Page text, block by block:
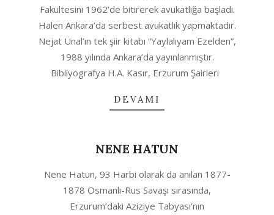
Fakültesini 1962’de bitirerek avukatlığa başladı.
Halen Ankara’da serbest avukatlık yapmaktadır.
Nejat Ünal’ın tek şiir kitabı “Yaylalıyam Ezelden”,
1988 yılında Ankara’da yayınlanmıştır.
Bibliyografya H.A. Kasır, Erzurum Şairleri
DEVAMI
NENE HATUN
08-
Nene Hatun, 93 Harbi olarak da anılan 1877-
1878 Osmanlı-Rus Savaşı sırasında,
Erzurum’daki Aziziye Tabyası’nın